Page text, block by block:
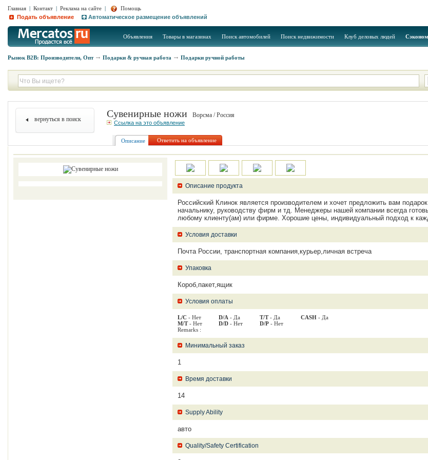
Главная | Контакт | Реклама на сайте |
Помощь
Подать объявление
Автоматическое размещение объявлений
Объявления Товары в магазинах Поиск автомобилей Поиск недвижимости Клуб деловых людей
Рынок B2B: Производители, Опт Подарки & ручная работа Подарки ручной работы
вернуться в поиск Сувенирные ножи Ворсма / Россия
Ссылка на это объявление
Описание Ответить на объявление
Описание продукта
Российский Клинок является производителем и хочет предложить вам
начальнику, руководству фирм и тд. Менеджеры нашей компании всегда
любому клиенту(ам) или фирме. Хорошие цены, индивидуальный подход к
Условия доставки
Почта России, транспортная компания,курьер,личная встреча
Упаковка
Короб,пакет,ящик
Условия оплаты
L/C - Нет D/A - Да T/T- Да CASH - Да
M/T- Нет D/D - Нет D/P - Нет
Remarks :
Минимальный заказ
1
Время доставки
14
Supply Ability
авто
Quality/Safety Certification